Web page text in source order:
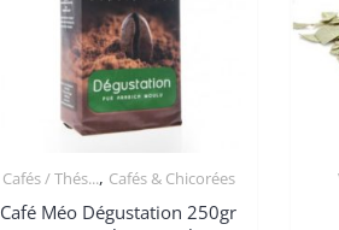
Cafés / Thés..., Cafés & Chicorées
Café Méo Dégustation 250gr